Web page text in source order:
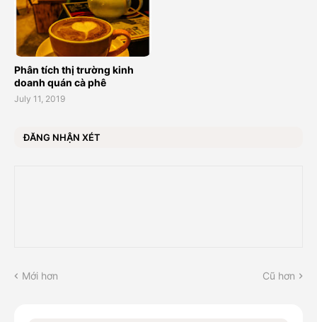
Phân tích thị trường kinh
doanh quán cà phê
July 11, 2019
ĐĂNG NHẬN XÉT
Mới hơn Cũ hơn